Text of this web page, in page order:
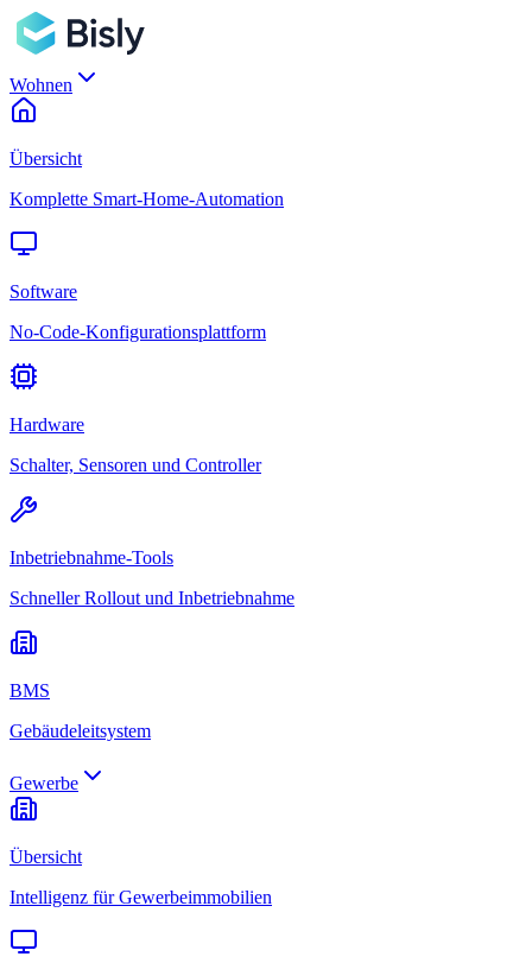
Wohnen
Übersicht
Komplette Smart-Home-Automation
Software
No-Code-Konfigurationsplattform
Hardware
Schalter, Sensoren und Controller
Inbetriebnahme-Tools
Schneller Rollout und Inbetriebnahme
BMS
Gebäudeleitsystem
Gewerbe
Übersicht
Intelligenz für Gewerbeimmobilien